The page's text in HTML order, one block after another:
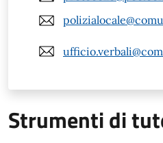
Strumenti di